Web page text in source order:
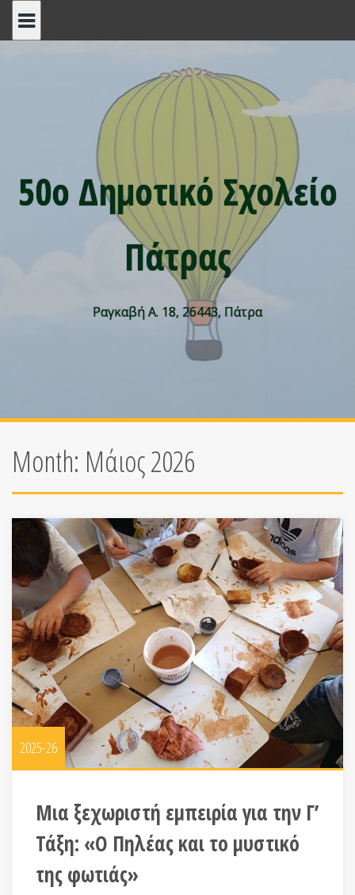
50ο Δημοτικό Σχολείο
Πάτρας
Ραγκαβή Α. 18, 26443, Πάτρα
Month: Μάιος 2026
2025-26
Μια ξεχωριστή εμπειρία για την Γ’
Τάξη: «Ο Πηλέας και το μυστικό
της φωτιάς»